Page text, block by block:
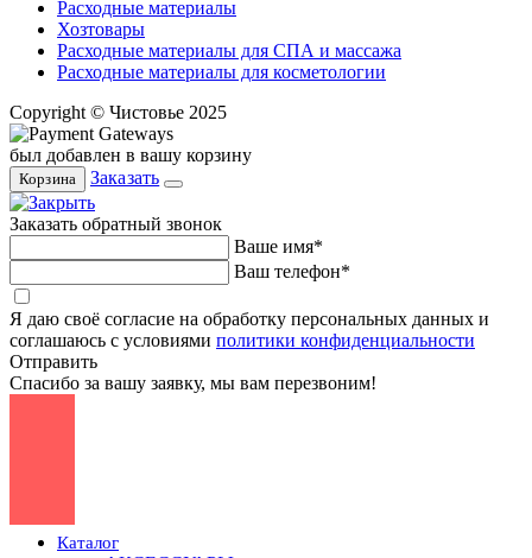
Расходные материалы
Хозтовары
Расходные материалы для СПА и массажа
Расходные материалы для косметологии
Copyright © Чистовье 2025
был добавлен в вашу корзину
Корзина Заказать
Заказать обратный звонок
Ваше имя*
Ваш телефон*
Я даю своё согласие на обработку персональных данных и
соглашаюсь с условиями политики конфиденциальности
Отправить
Спасибо за вашу заявку, мы вам перезвоним!
Каталог